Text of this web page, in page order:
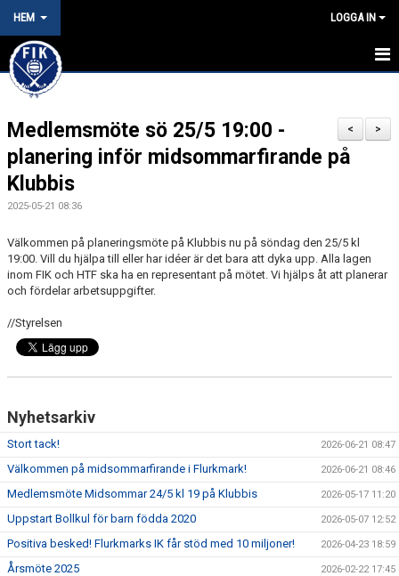
HEM LOGGA IN
HEM
NYHETER
OM KLUBBEN
KONTAKT
KALENDER
BILDGALLERI
DOKUMENT
VÅRA LAG/TRÄNARE
UG
MEDLEMSAVGIFT
>
<
Medlemsmöte sö 25/5 19:00 -
planering inför midsommarfirande på
Klubbis
2025-05-21 08:36
Välkommen på planeringsmöte på Klubbis nu på söndag den 25/5 kl
19:00. Vill du hjälpa till eller har idéer är det bara att dyka upp. Alla lagen
inom FIK och HTF ska ha en representant på mötet. Vi hjälps åt att planerar
och fördelar arbetsuppgifter.
//Styrelsen
Nyhetsarkiv
Stort tack! 2026-06-21 08:47
Välkommen på midsommarfirande i Flurkmark! 2026-06-21 08:46
Medlemsmöte Midsommar 24/5 kl 19 på Klubbis 2026-05-17 11:20
Uppstart Bollkul för barn födda 2020 2026-05-07 12:52
Positiva besked! Flurkmarks IK får stöd med 10 miljoner! 2026-04-23 18:59
Årsmöte 2025 2026-02-22 17:45